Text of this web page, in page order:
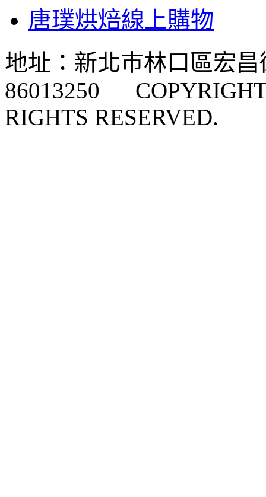
唐璞烘焙線上購物
地址：新北巿林口區宏
86013250
RIGHTS RESERVED.